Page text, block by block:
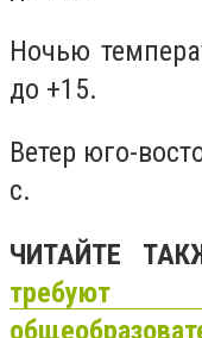
Ночью
до +15.
Ветер юго-
с.
ЧИТАЙТЕ